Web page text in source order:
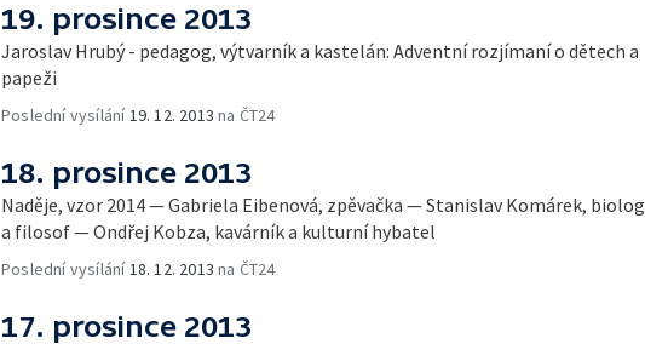
19. prosince 2013
Jaroslav Hrubý - pedagog, výtvarník a kastelán: Adventní rozjímaní o dětech a
papeži
Poslední vysílání 19. 12. 2013 na ČT24
18. prosince 2013
Naděje, vzor 2014 — Gabriela Eibenová, zpěvačka — Stanislav Komárek, biolog
a filosof — Ondřej Kobza, kavárník a kulturní hybatel
Poslední vysílání 18. 12. 2013 na ČT24
17. prosince 2013